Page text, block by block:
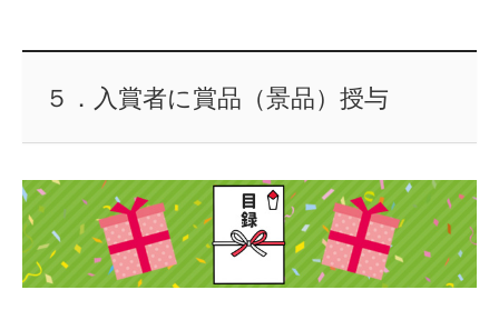
５．入賞者に賞品（景品）授与